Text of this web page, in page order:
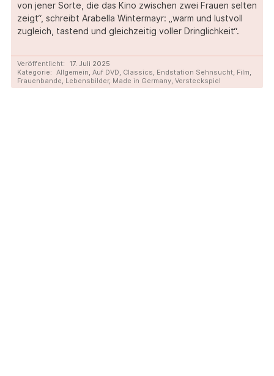
von jener Sorte, die das Kino zwischen zwei Frauen selten
zeigt“, schreibt Arabella Wintermayr: „warm und lustvoll
zugleich, tastend und gleichzeitig voller Dringlichkeit“.
Veröffentlicht:
17. Juli 2025
Kategorie: Allgemein, Auf DVD, Classics, Endstation Sehnsucht, Film,
Frauenbande, Lebensbilder, Made in Germany, Versteckspiel